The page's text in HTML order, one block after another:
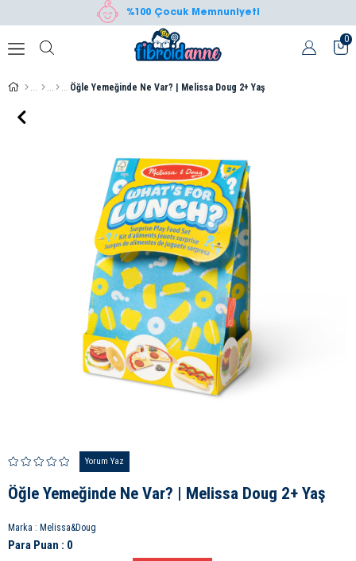
%100 Çocuk Memnuniyeti
0
Öğle Yemeğinde Ne Var? | Melissa Doug 2+ Yaş
Yorum Yaz
Öğle Yemeğinde Ne Var? | Melissa Doug 2+ Yaş
Marka : Melissa&Doug
Para Puan : 0